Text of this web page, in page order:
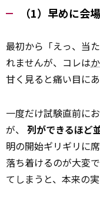
（1）早めに会
最初から「えっ、当
れませんが、コレは
甘く見ると痛い目に
一度だけ試験直前に
が、 列ができるほど
明の開始ギリギリに
落ち着けるのが大変
てしまうと、本来の